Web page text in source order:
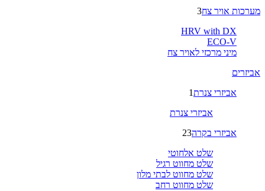
מערכות אויר צח3
HRV with DX
ECO-V
מיני מרכזי לאויר צח
אביזרים
אביזרי צנרת1
אביזרי צנרת
אביזרי בקרה23
שלט אלחוטי
שלט מחווט רגיל
שלט מחווט לבתי מלון
שלט מחווט רחב